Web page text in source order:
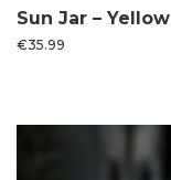
Sun Jar – Yellow
€35.99